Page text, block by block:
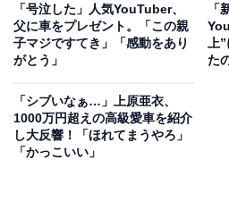
「号泣した」人気YouTuber、
父に車をプレゼント。「この親
子マジですてき」「感動をあり
がとう」
「
上
た
「シブいなぁ…」上原亜衣、
1000万円超えの高級愛車を紹介
し大反響！「ほれてまうやろ」
「かっこいい」